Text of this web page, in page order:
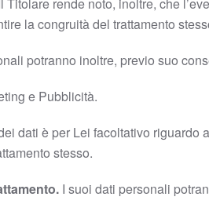
Titolare rende noto, inoltre, che
la congruità del trattamento
potranno inoltre, previo suo
e Pubblicità.
dati è per Lei facoltativo
stesso.
I suoi dati personali